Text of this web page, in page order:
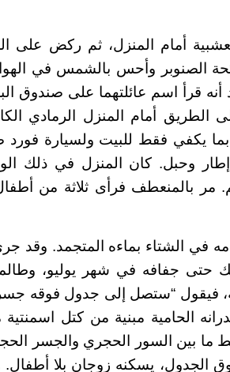
أمام المنزل، ثم ركض على
الصنوبر وأحس بالشمس في
قرأ اسم عائلتهما على صندوق
الطريق أمام المنزل الرمادي
يكفي فقط للبيت ولسيارة فورد
وحبل. كان المنزل في ذلك
مر بالمنعطف فرأى ثلاثة من
في الشتاء بماءه المتجمد. وقد
ذلك حتى جفافه في شهر يوليو،
فيقول “ستصل إلى جدول فوقه
الحامية مبنية من كتل
ما بين السور الحجري والجسر
الجدول، يسكنه زوجان بلا أطفال.